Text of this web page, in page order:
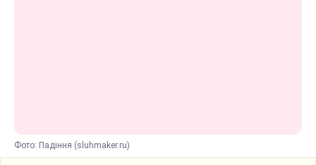
Фото: Падіння (sluhmaker.ru)